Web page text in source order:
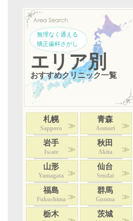
無理なく通える
矯正歯科さがし
エリア別
おすすめクリニック一覧
札幌
Sapporo
青森
Aomori
岩手
Iwate
秋田
Akita
山形
Yamagata
仙台
Sendai
福島
Fukushima
群馬
Gunma
栃木 茨城